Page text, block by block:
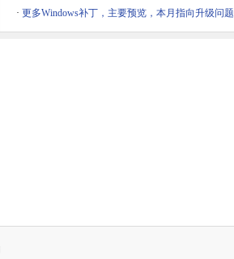
· 更多Windows补丁，主要预览，本月指向升级问题